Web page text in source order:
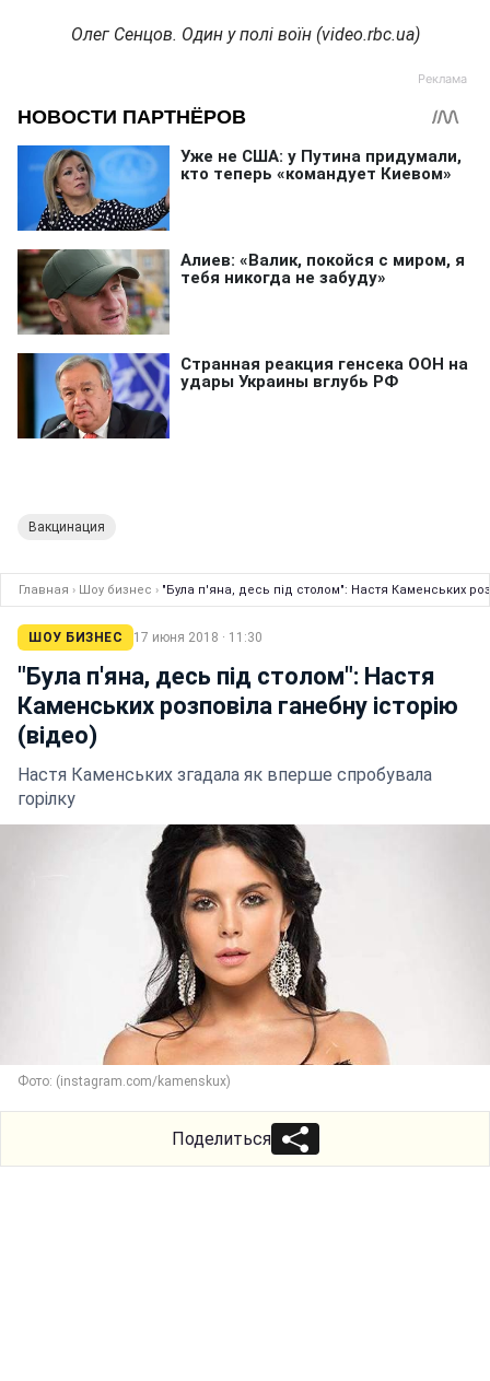
Олег Сенцов. Один у полі воїн (video.rbc.ua)
Вакцинация
Главная › Шоу бизнес › "Була п'яна, десь під столом": Настя Каменських
ШОУ БИЗНЕС 17 июня 2018 · 11:30
"Була п'яна, десь під столом": Настя
Каменських розповіла ганебну історію
(відео)
Настя Каменських згадала як вперше спробувала
горілку
Фото: (instagram.com/kamenskux)
Поделиться